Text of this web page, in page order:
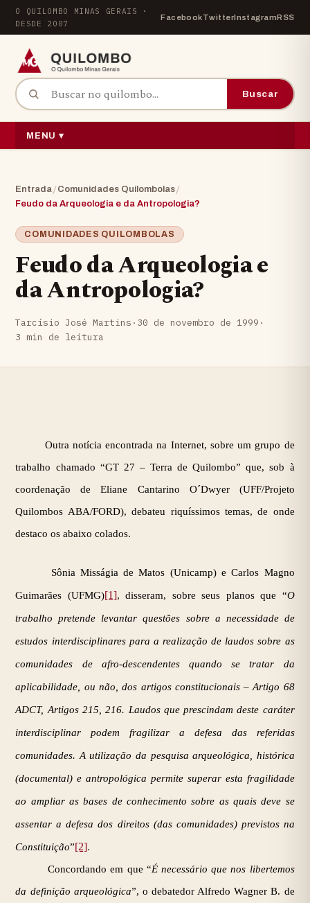
Pular para o conteúdo
O QUILOMBO MINAS GERAIS ·
DESDE 2007
FacebookTwitterInstagramRSS
Buscar por: Buscar
MENU ▾
Entrada/Comunidades Quilombolas/
Feudo da Arqueologia e da Antropologia?
COMUNIDADES QUILOMBOLAS
Feudo da Arqueologia e
da Antropologia?
Tarcísio José Martins · 30 de novembro de 1999 ·
3 min de leitura
Outra notícia encontrada na Internet, sobre um grupo de
trabalho chamado “GT 27 – Terra de Quilombo” que, sob à
coordenação de Eliane Cantarino O´Dwyer (UFF/Projeto
Quilombos ABA/FORD), debateu riquíssimos temas, de onde
destaco os abaixo colados.
Sônia Misságia de Matos (Unicamp) e Carlos Magno
Guimarães (UFMG)[1],disseram, sobre seus planos que “O
trabalho pretende levantar questões sobre a necessidade de
estudos interdisciplinares para a realização de laudos sobre as
comunidades de afro-descendentes quando se tratar da
aplicabilidade, ou não, dos artigos constitucionais – Artigo 68
ADCT, Artigos 215, 216. Laudos que prescindam deste caráter
interdisciplinar podem fragilizar a defesa das referidas
comunidades. A utilização da pesquisa arqueológica, histórica
(documental) e antropológica permite superar esta fragilidade
ao ampliar as bases de conhecimento sobre as quais deve se
assentar a defesa dos direitos (das comunidades) previstos na
Constituição”[2].
Concordando em que “É necessário que nos libertemos
da definição arqueológica”, o debatedor Alfredo Wagner B. de